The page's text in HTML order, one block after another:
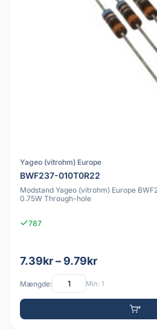
Yageo (vitrohm) Europe
BWF237-010T0R22
Modstand Yageo (vitrohm) Europe
0.75W Through-hole
787
7.39kr – 9.79kr
Mængde: Min: 1